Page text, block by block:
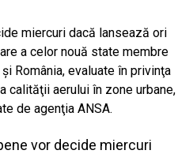
miercuri dacă lansează ori
a celor nouă state membre
România, evaluate în privinţa
calităţii aerului în zone urbane,
de agenţia ANSA.
vor decide miercuri